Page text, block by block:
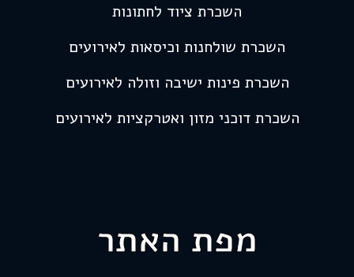
השכרת ציוד לחתונות
השכרת שולחנות וכיסאות לאירועים
השכרת פינות ישיבה וזולה לאירועים
השכרת דוכני מזון ואטרקציות לאירועים
מפת האתר